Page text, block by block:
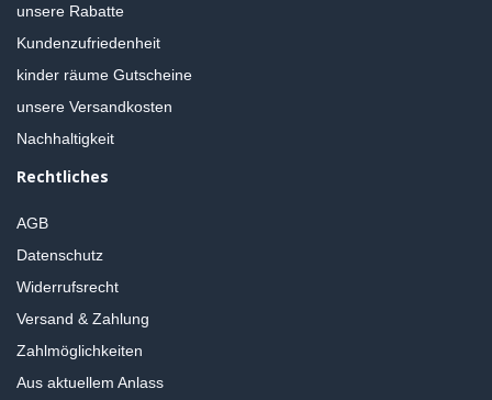
unsere Rabatte
Kundenzufriedenheit
kinder räume Gutscheine
unsere Versandkosten
Nachhaltigkeit
Rechtliches
AGB
Datenschutz
Widerrufsrecht
Versand & Zahlung
Zahlmöglichkeiten
Aus aktuellem Anlass